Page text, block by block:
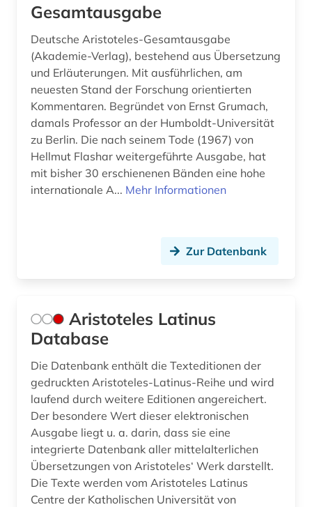
Gesamtausgabe
Deutsche Aristoteles-Gesamtausgabe
(Akademie-Verlag), bestehend aus Übersetzung
und Erläuterungen. Mit ausführlichen, am
neuesten Stand der Forschung orientierten
Kommentaren. Begründet von Ernst Grumach,
damals Professor an der Humboldt-Universität
zu Berlin. Die nach seinem Tode (1967) von
Hellmut Flashar weitergeführte Ausgabe, hat
mit bisher 30 erschienenen Bänden eine hohe
internationale A... Mehr Informationen
Zur Datenbank
Aristoteles Latinus
Database
Die Datenbank enthält die Texteditionen der
gedruckten Aristoteles-Latinus-Reihe und wird
laufend durch weitere Editionen angereichert.
Der besondere Wert dieser elektronischen
Ausgabe liegt u. a. darin, dass sie eine
integrierte Datenbank aller mittelalterlichen
Übersetzungen von Aristoteles‘ Werk darstellt.
Die Texte werden vom Aristoteles Latinus
Centre der Katholischen Universität von